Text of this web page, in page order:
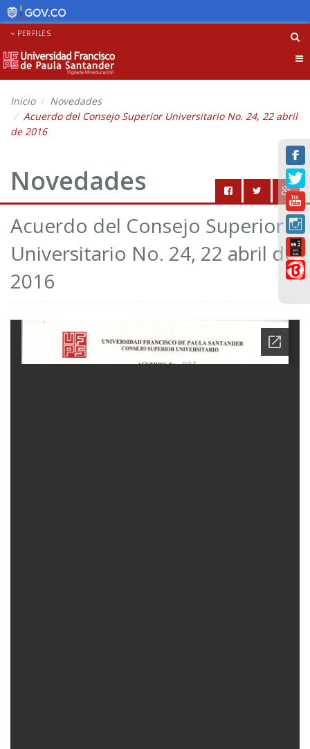
PERFILES
Inicio
Novedades
Acuerdo del Consejo Superior Universitario No. 24, 22 abril
de 2016
Novedades
Acuerdo del Consejo Superior
Universitario No. 24, 22 abril de
2016